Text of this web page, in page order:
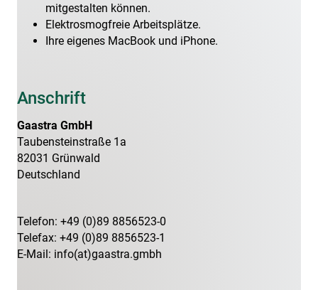
mitgestalten können.
Elektrosmogfreie Arbeitsplätze.
Ihre eigenes MacBook und iPhone.
Anschrift
Gaastra GmbH
Taubensteinstraße 1a
82031 Grünwald
Deutschland
Telefon: +49 (0)89 8856523-0
Telefax: +49 (0)89 8856523-1
E-Mail: info(at)gaastra.gmbh